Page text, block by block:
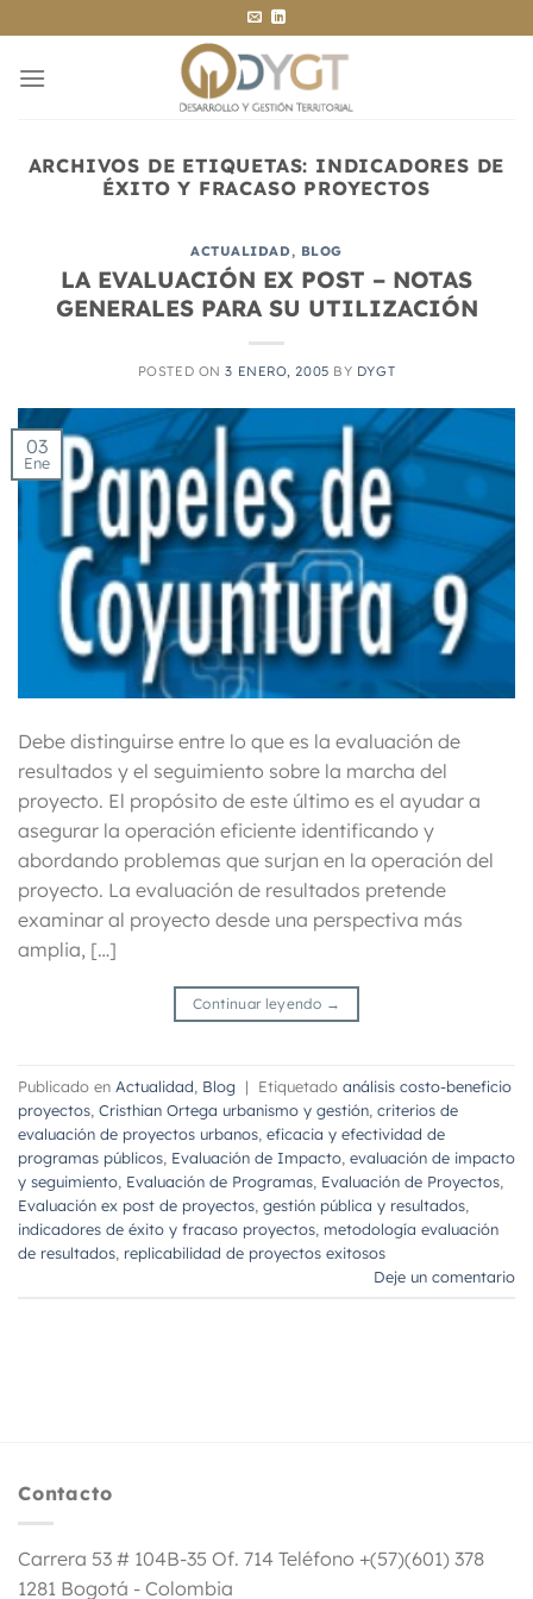
al
contenido
ARCHIVOS DE ETIQUETAS: INDICADORES DE
ÉXITO Y FRACASO PROYECTOS
ACTUALIDAD, BLOG
LA EVALUACIÓN EX POST – NOTAS
GENERALES PARA SU UTILIZACIÓN
POSTED ON3 ENERO, 2005 BY DYGT
03
Ene
Debe distinguirse entre lo que es la evaluación de
resultados y el seguimiento sobre la marcha del
proyecto. El propósito de este último es el ayudar a
asegurar la operación eficiente identificando y
abordando problemas que surjan en la operación del
proyecto. La evaluación de resultados pretende
examinar al proyecto desde una perspectiva más
amplia, […]
Continuar leyendo →
Publicado en Actualidad Blog | Etiquetado análisis costo-beneficio
proyectos Cristhian Ortega urbanismo y gestión criterios de
evaluación de proyectos urbanos eficacia y efectividad de
programas públicos Evaluación de Impacto evaluación de impacto
y seguimiento Evaluación de Programas Evaluación de Proyectos
Evaluación ex post de proyectos gestión pública y resultados
indicadores de éxito y fracaso proyectos metodología evaluación
de resultados replicabilidad de proyectos exitosos
Deje un comentario
Contacto
Carrera 53 # 104B-35 Of. 714 Teléfono +(57)(601) 378
1281 Bogotá - Colombia